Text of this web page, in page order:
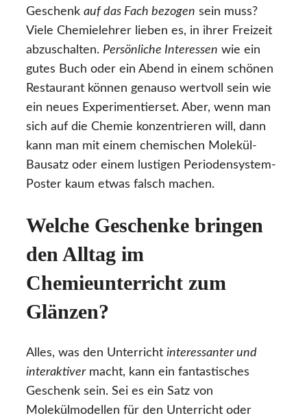
Geschenk auf das Fach bezogen sein muss?
Viele Chemielehrer lieben es, in ihrer Freizeit
abzuschalten. Persönliche Interessen wie ein
gutes Buch oder ein Abend in einem schönen
Restaurant können genauso wertvoll sein wie
ein neues Experimentierset. Aber, wenn man
sich auf die Chemie konzentrieren will, dann
kann man mit einem chemischen Molekül-
Bausatz oder einem lustigen Periodensystem-
Poster kaum etwas falsch machen.
Welche Geschenke bringen
den Alltag im
Chemieunterricht zum
Glänzen?
Alles, was den Unterricht interessanter und
interaktivermacht, kann ein fantastisches
Geschenk sein. Sei es ein Satz von
Molekülmodellen für den Unterricht oder